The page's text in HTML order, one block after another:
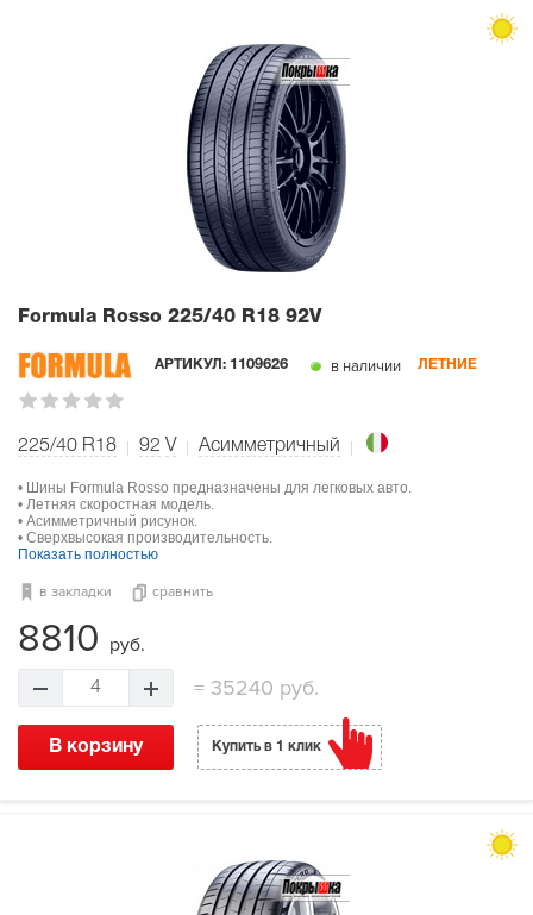
Formula Rosso 225/40 R18 92V
АРТИКУЛ: 1109626 в наличии ЛЕТНИЕ
225/40 R18 92 V Асимметричный
• Шины Formula Rosso предназначены для легковых авто.
• Летняя скоростная модель.
• Асимметричный рисунок.
• Сверхвысокая производительность.
Показать полностью
в закладки сравнить
8810 руб.
4 = 35240 руб.
В корзину Купить в 1 клик